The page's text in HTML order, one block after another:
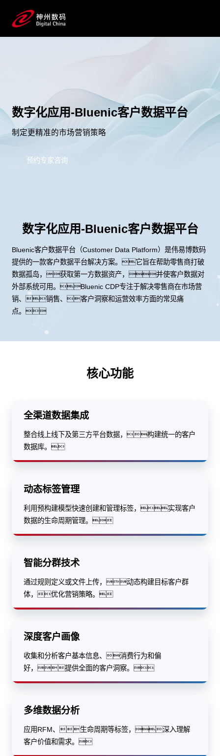
数字化应用-Bluenic客户数据平台
制定更精准的市场营销策略
预约专家咨询
数字化应用-Bluenic客户数据平台
Bluenic客户数据平台（Customer Data Platform）是伟易博数码
提供的一款客户数据平台解决方案。它旨在帮助零售商打破
数据孤岛，获取第一方数据资产，并使客户数据对
外部系统可用。Bluenic CDP专注于解决零售商在市场营
销、销售、客户洞察和运营效率方面的常见痛
点。
核心功能
全渠道数据集成
整合线上线下及第三方平台数据，构建统一的客户
数据库。
动态标签管理
利用预构建模型快速创建和管理标签，实现客户
数据的生命周期管理。
智能分群技术
通过规则定义或文件上传，动态构建目标客户群
体，优化营销策略。
深度客户画像
收集和分析客户基本信息、消费行为和偏
好，提供全面的客户洞察。
多维数据分析
应用RFM、生命周期等标签，深入理解
客户价值和需求。